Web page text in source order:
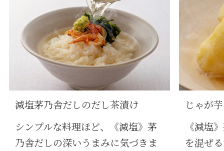
減塩茅乃舎だしのだし茶漬け
シンプルな料理ほど、《減塩》茅
乃舎だしの深いうまみに気づきま
じゃが
《減塩
を混ぜ